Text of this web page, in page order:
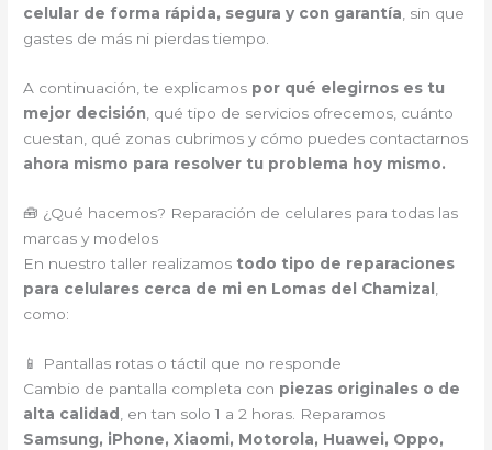
celular de forma rápida, segura y con garantía , sin que
gastes de más ni pierdas tiempo.
A continuación, te explicamos por qué elegirnos es tu
mejor decisión , qué tipo de servicios ofrecemos, cuánto
cuestan, qué zonas cubrimos y cómo puedes contactarnos
ahora mismo para resolver tu problema hoy mismo.
🧰 ¿Qué hacemos? Reparación de celulares para todas las
marcas y modelos
En nuestro taller realizamos todo tipo de reparaciones
para celulares cerca de mi en Lomas del Chamizal
como:
📱 Pantallas rotas o táctil que no responde
Cambio de pantalla completa con piezas originales o de
alta calidad
, en tan solo 1 a 2 horas. Reparamos
Samsung, iPhone, Xiaomi, Motorola, Huawei, Oppo,